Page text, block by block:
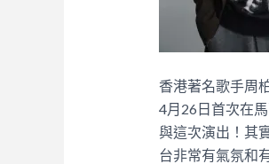
香港著名歌手周
4月26日首次在
與這次演出！其
台非常有氣氛和